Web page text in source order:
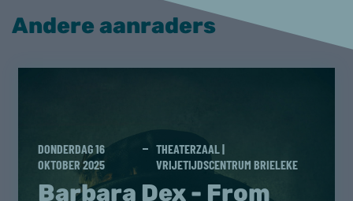
Andere aanraders
DONDERDAG 16
OKTOBER 2025
THEATERZAAL |
VRIJETIJDSCENTRUM BRIELEKE
Barbara Dex - From